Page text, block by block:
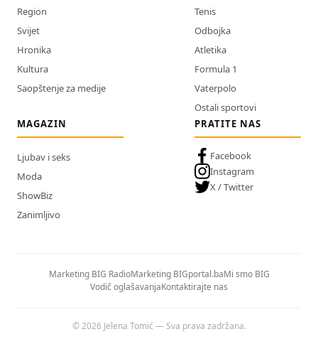
Region
Svijet
Hronika
Kultura
Saopštenje za medije
Tenis
Odbojka
Atletika
Formula 1
Vaterpolo
Ostali sportovi
MAGAZIN
Ljubav i seks
Moda
ShowBiz
Zanimljivo
PRATITE NAS
Facebook
Instagram
X / Twitter
Marketing BIG RadioMarketing BIGportal.baMi smo BIG
Vodič oglašavanjaKontaktirajte nas
© 2026 Jelena Tomić — Sva prava zadržana.